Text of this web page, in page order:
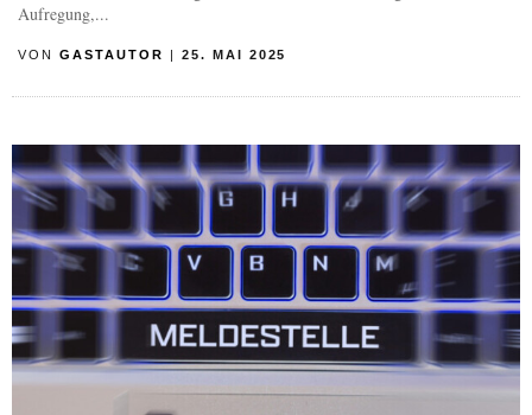
Aufregung,...
VON GASTAUTOR | 25. MAI 2025